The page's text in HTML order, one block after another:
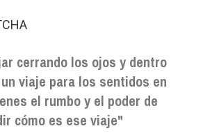
cerrando los ojos y dentro
viaje para los sentidos en
el rumbo y el poder de
cómo es ese viaje"